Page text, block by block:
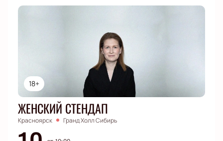
18+
ЖЕНСКИЙ СТЕНДАП
Красноярск Гранд Холл Сибирь